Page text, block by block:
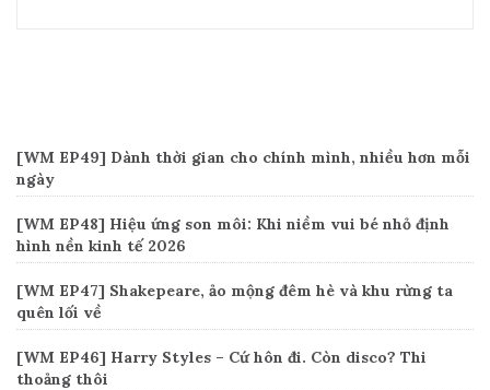
[WM EP49] Dành thời gian cho chính mình, nhiều hơn mỗi
ngày
[WM EP48] Hiệu ứng son môi: Khi niềm vui bé nhỏ định
hình nền kinh tế 2026
[WM EP47] Shakepeare, ảo mộng đêm hè và khu rừng ta
quên lối về
[WM EP46] Harry Styles – Cứ hôn đi. Còn disco? Thi
thoảng thôi